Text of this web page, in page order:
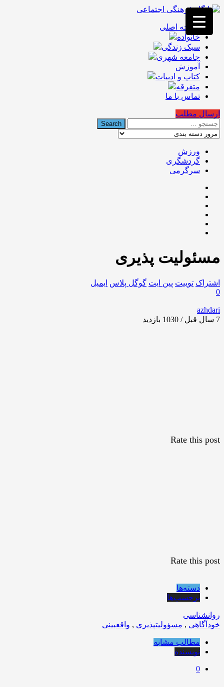
فصد
خون
غرب
تهران
خشکشویی
تصفیه
جرثقیل
برقی
طراحی
vip
امداد
باتری
صفحه اصلی
خانواده
سبک زندگی
جامعه شهری
آموزش
کتاب و ادبیات
متفرقه
تماس با ما
ارسال مطلب
ورزش
گردشگری
سرگرمی
مسئولیت پذیری
اشتراک توییت پین ایت گوگل‌ پلاس ایمیل
0
azhdari
7 سال قبل / 1030
بازدید
Rate this post
Rate this post
دسته‌ها
برچسب‌ها
روانشناسی
خودآگاهی , مسؤولیتپذیری , واقعبینی
مطالب مشابه
نویسنده
0